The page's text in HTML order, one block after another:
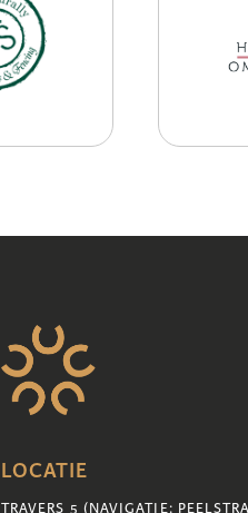
LOCATIE
TRAVERS 5 (NAVIGATIE: